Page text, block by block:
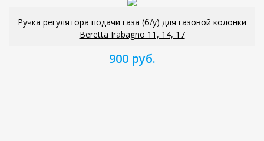
Ручка регулятора подачи газа (б/у) для газовой колонки
Beretta Irabagno 11, 14, 17
900 руб.